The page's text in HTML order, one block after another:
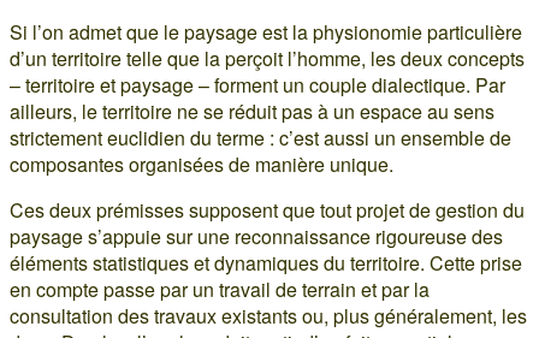
Si l’on admet que le paysage est la physionomie particulière
d’un territoire telle que la perçoit l’homme, les deux concepts
– territoire et paysage – forment un couple dialectique. Par
ailleurs, le territoire ne se réduit pas à un espace au sens
strictement euclidien du terme : c’est aussi un ensemble de
composantes organisées de manière unique.
Ces deux prémisses supposent que tout projet de gestion du
paysage s’appuie sur une reconnaissance rigoureuse des
éléments statistiques et dynamiques du territoire. Cette prise
en compte passe par un travail de terrain et par la
consultation des travaux existants ou, plus généralement, les